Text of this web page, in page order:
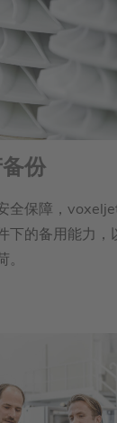
份
全保障，
下的备用能力，
。